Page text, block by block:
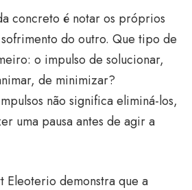
concreto é notar os próprios
do outro. Que tipo de
o impulso de solucionar,
de minimizar?
não significa eliminá-los,
uma pausa antes de agir a
Eleoterio demonstra que a